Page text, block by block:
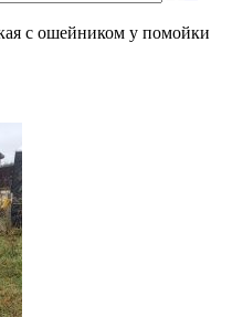
с ошейником у помойки